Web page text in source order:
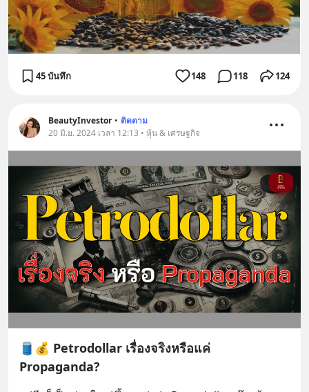
45 บันทึก 148 118 124
BeautyInvestor • ติดตาม
20 มิ.ย. 2024 เวลา 12:13 • หุ้น & เศรษฐกิจ
🛢️💰 Petrodollar เรื่องจริงหรือแค่
Propaganda?